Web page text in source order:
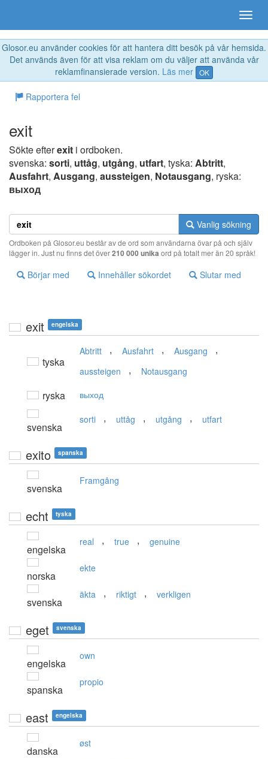
Glosor.eu använder cookies för att hantera ditt besök på vår hemsida.
Det används även för att visa reklam om du väljer att använda vår
reklamfinansierade version. Läs mer OK
Rapportera fel
exit
Sökte efterexit i ordboken.
svenska: sorti, uttåg, utgång, utfart, tyska: Abtritt,
Ausfahrt, Ausgang, aussteigen, Notausgang, ryska:
выход
Vanlig sökning
Ordboken på Glosor.eu består av de ord som användarna övar på och själv
lägger in. Just nu finns det över210 000 unika ord på totalt mer än 20 språk!
Börjar med Innehåller sökordet Slutar med
exit engelska
tyska
Abtritt , Ausfahrt , Ausgang ,
aussteigen , Notausgang
ryska выход
svenska
sorti , uttåg , utgång , utfart
exito spanska
svenska
Framgång
echt tyska
engelska
real , true , genuine
norska
ekte
svenska
äkta , riktigt , verkligen
eget svenska
engelska
own
spanska
propio
east engelska
danska
øst